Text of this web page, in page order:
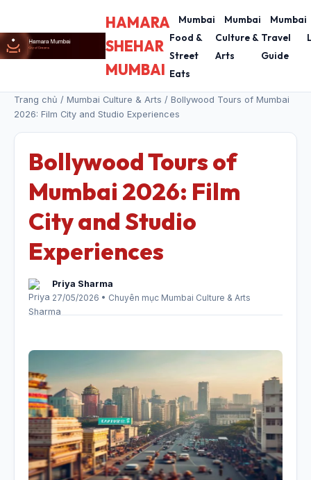
HAMARA
SHEHAR
MUMBAI
Mumbai
Food &
Street
Eats
Mumbai
Culture &
Arts
Mumbai
Travel
Guide
Trang chủ / Mumbai Culture & Arts / Bollywood Tours of Mumbai
2026: Film City and Studio Experiences
Bollywood Tours of
Mumbai 2026: Film
City and Studio
Experiences
Priya Sharma
27/05/2026 • Chuyên mục Mumbai Culture & Arts